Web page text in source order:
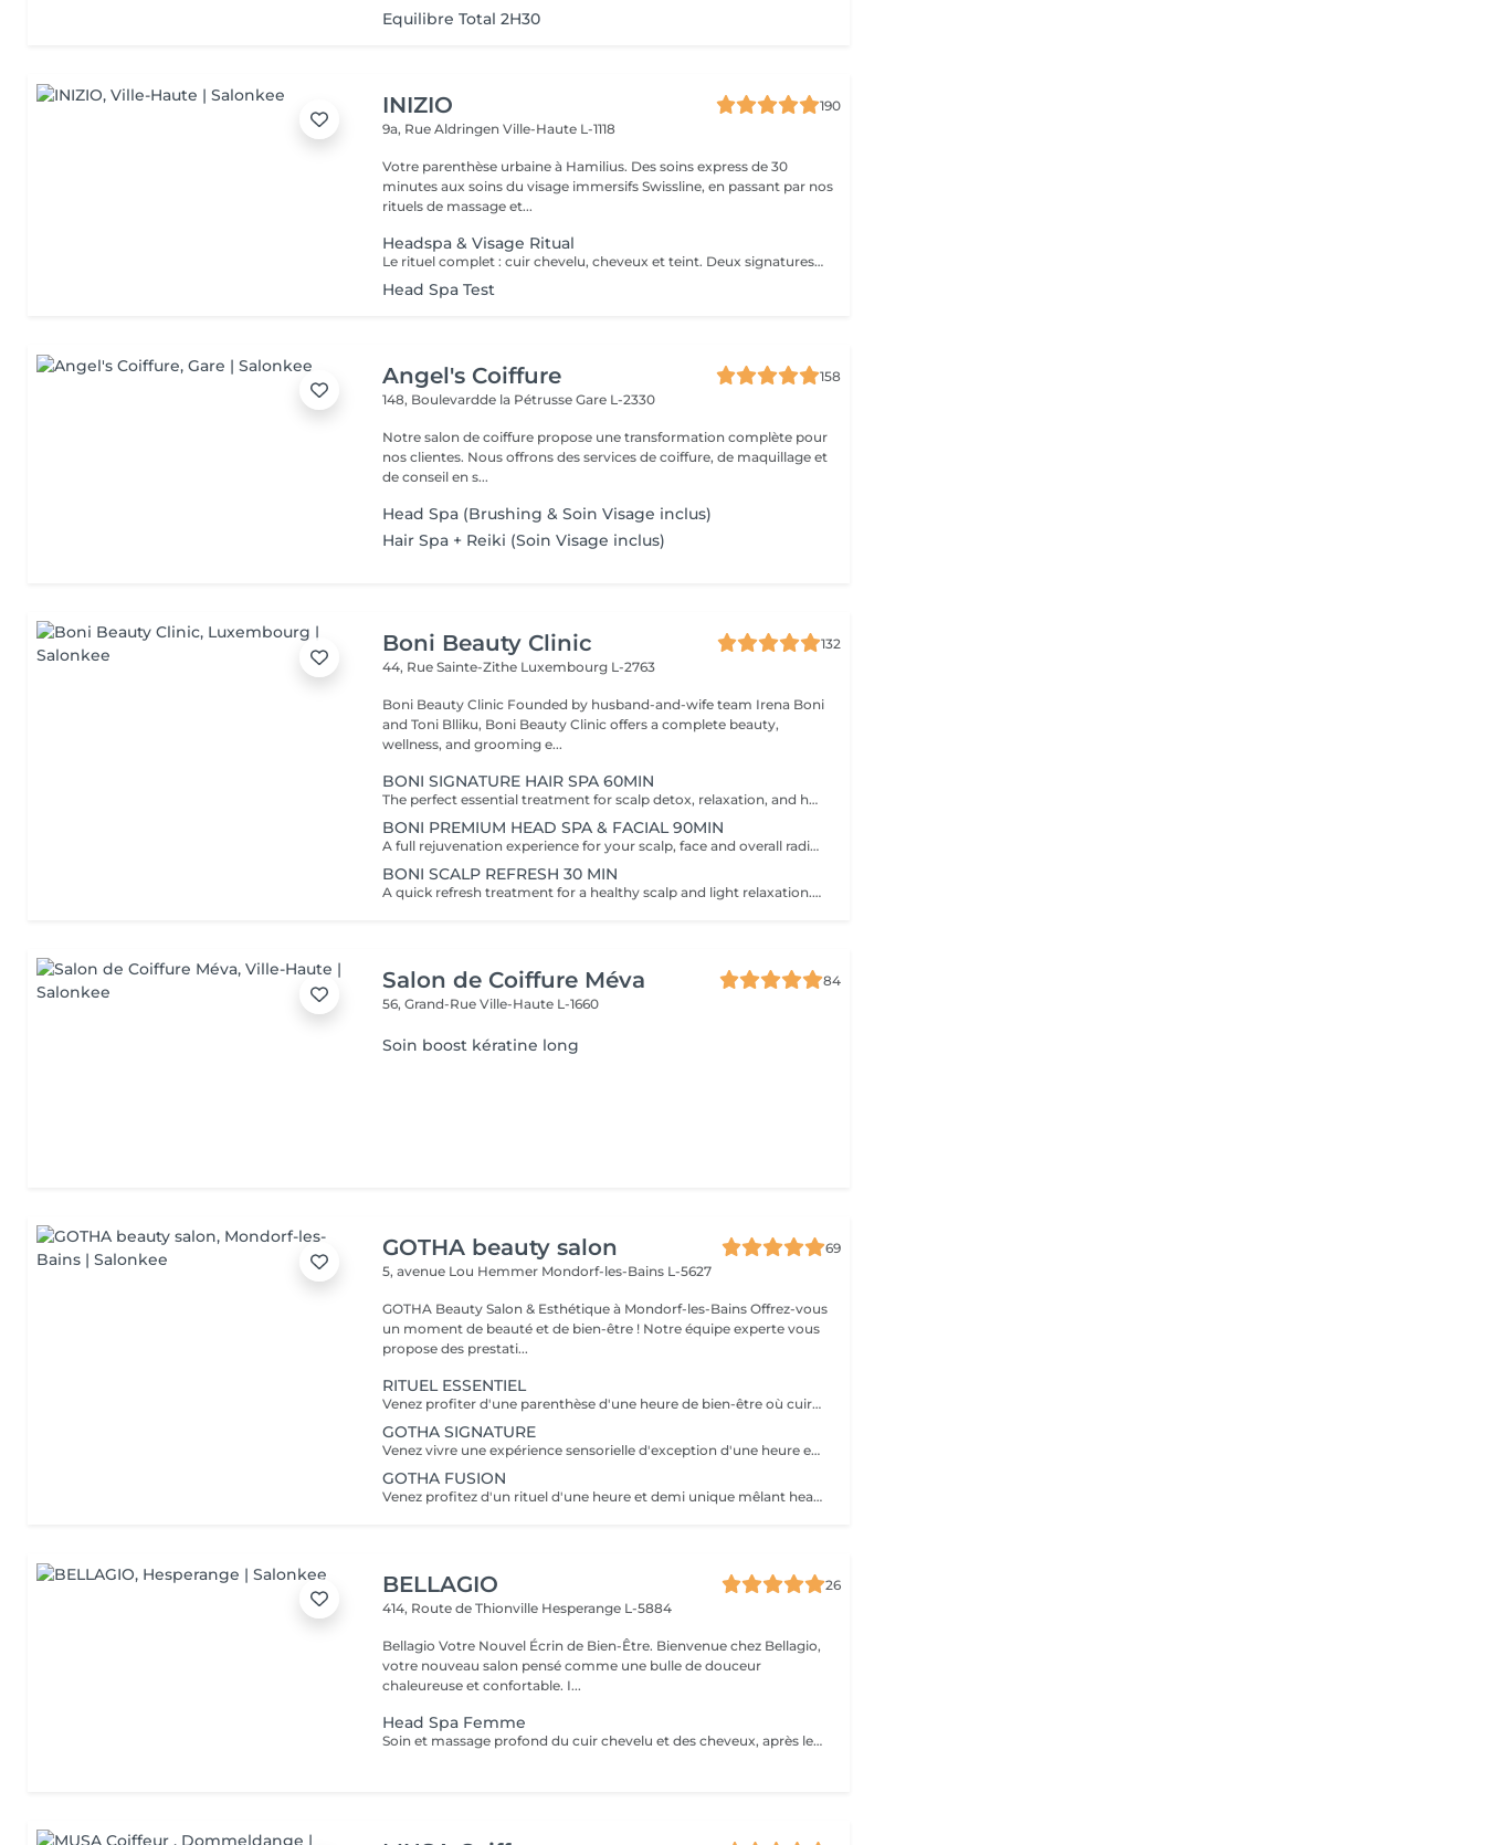
Equilibre Total 2H30
INIZIO
190
9a, Rue AldringenVille-Haute L-1118
Votre parenthèse urbaine à Hamilius. Des soins express de 30
minutes aux soins du visage immersifs Swissline, en passant par nos
rituels de massage et...
Headspa & Visage Ritual
Le rituel complet : cuir chevelu, cheveux et teint. Deux signatures suisse-italienne, une cabine privée. Deux heures de bien-être complet, qui réunissent nos deux rituels signatures dans la même cabine privée. La séance s'ouvre par le rituel headspa complet de 90 minutes diagnostic personnalisé du cuir chevelu, protocole en quatre étapes avec Hylis, la marque professionnelle italienne créée à Trévise puis se prolonge par un soin du visage sur mesure avec Swissline, la maison de skincare suisse fondée en 1989, célébrée dans le monde entier pour ses formules à base de collagène dédiées à la longévité de la peau, en exclusivité chez Inizio au Luxembourg. Deux traditions scientifiques, deux collaborations exclusives, un seul moment continu de restauration. La séance se conclut par un brushing soigné. Notre expérience bien-être la plus complète, pensée pour celles et ceux qui souhaitent vraiment sortir du rythme du quotidien. Inclus : rituel headspa Hylis complet, soin du visage Swissline personnalisé, brushing.
Head Spa Test
Angel's Coiffure
158
148, Boulevardde la PétrusseGare L-2330
Notre salon de coiffure propose une transformation complète pour
nos clientes. Nous offrons des services de coiffure, de maquillage et
de conseil en s...
Head Spa (Brushing & Soin Visage inclus)
Hair Spa + Reiki (Soin Visage inclus)
Boni Beauty Clinic
132
44, Rue Sainte-Zithe Luxembourg L-2763
Boni Beauty Clinic Founded by husband-and-wife team Irena Boni
and Toni Blliku, Boni Beauty Clinic offers a complete beauty,
wellness, and grooming e...
BONI SIGNATURE HAIR SPA 60MIN
The perfect essential treatment for scalp detox, relaxation, and hair vitality. Scalp Analysis (Becon Pro Camera) Microbubble Scalp Cleansing Rootonix Scalp Treatment Aromatherapy Ritual Scalp Massage Blow Dry Optional Add-Ons Available Enhance your Head Spa experience with our optional add-on treatments: Scalp Ampoule Booster €15 Neck & Shoulder Massage (15 min) €20 Steam Therapy €15 Hair Styling Straight or Wavy Finish €20 Hand Massage (15 min) €20 These add-on services can be combined with any Head Spa treatment for an even more personalized and relaxing experience.
BONI PREMIUM HEAD SPA & FACIAL 90MIN
A full rejuvenation experience for your scalp, face and overall radiance. Scalp Analysis (Becon Pro Camera) Microbubble Scalp Cleansing Rootonix Scalp & Hair Treatment Steam & Mist Infusion Scalp Massage Customized Facial Blow Dry INCLUDES FACIAL
BONI SCALP REFRESH 30 MIN
A quick refresh treatment for a healthy scalp and light relaxation. -Scalp Analysis (Becon Pro Camera) -Microbubble Scalp Cleansing -Scalp Massage -Blow Dry
Salon de Coiffure Méva
84
56, Grand-RueVille-Haute L-1660
Soin boost kératine long
GOTHA beauty salon
69
5, avenue Lou Hemmer Mondorf-les-Bains L-5627
GOTHA Beauty Salon & Esthétique à Mondorf-les-Bains Offrez-vous
un moment de beauté et de bien-être ! Notre équipe experte vous
propose des prestati...
RITUEL ESSENTIEL
Venez profiter d'une parenthèse d'une heure de bien-être où cuir chevelu et cheveux sont sublimés grâce à des soins personnalisés. Laissez-vous guider dans une première immersion douce et profondément relaxante.
GOTHA SIGNATURE
Venez vivre une expérience sensorielle d'exception d'une heure et demi, où chaque geste vous enveloppe dans un lâcher-prise absolu. Laissez-vous porter par un rituel profond, alliant détente, raffinement et évasion.
GOTHA FUSION
Venez profitez d'un rituel d'une heure et demi unique mêlant head spa et soin du visage pour une harmonie parfaite entre éclat et relaxation. Laissez-vous transporter dans une expérience enveloppante, où le corps et l'esprit se relâchent pleinement.
BELLAGIO
26
414, Route de Thionville Hesperange L-5884
Bellagio Votre Nouvel Écrin de Bien-Être. Bienvenue chez Bellagio,
votre nouveau salon pensé comme une bulle de douceur
chaleureuse et confortable. I...
Head Spa Femme
Soin et massage profond du cuir chevelu et des cheveux, après le soins un brushing ou séchage naturelle .